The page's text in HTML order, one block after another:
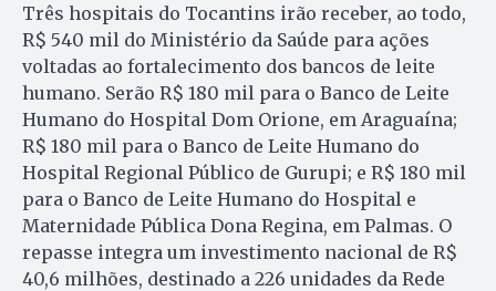
Três hospitais do Tocantins irão receber, ao todo,
R$ 540 mil do Ministério da Saúde para ações
voltadas ao fortalecimento dos bancos de leite
humano. Serão R$ 180 mil para o Banco de Leite
Humano do Hospital Dom Orione, em Araguaína;
R$ 180 mil para o Banco de Leite Humano do
Hospital Regional Público de Gurupi; e R$ 180 mil
para o Banco de Leite Humano do Hospital e
Maternidade Pública Dona Regina, em Palmas. O
repasse integra um investimento nacional de R$
40,6 milhões, destinado a 226 unidades da Rede